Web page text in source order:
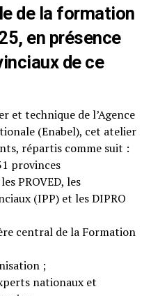
de la formation
en présence
de ce
et technique de l’Agence
(Enabel), cet atelier
répartis comme suit :
provinces
PROVED, les
(IPP) et les DIPRO
central de la Formation
;
nationaux et